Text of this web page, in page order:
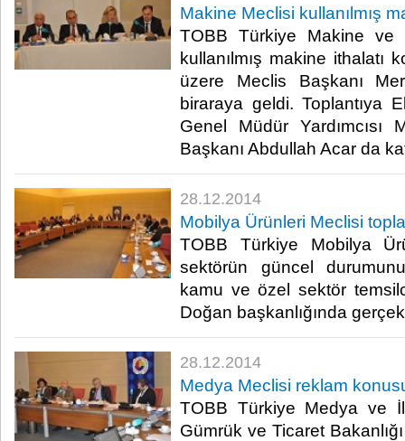
Makine Meclisi kullanılmış
TOBB Türkiye Makine ve
kullanılmış makine ithalatı
üzere Meclis Başkanı
biraraya geldi. Toplantıya
Genel Müdür Yardımcısı
Başkanı Abdullah Acar da
28.12.2014
Mobilya Ürünleri Meclisi
TOBB Türkiye Mobilya
sektörün güncel
kamu ve özel sektör
Doğan başkanlığında
28.12.2014
Medya Meclisi reklam
TOBB Türkiye Medya ve
Gümrük ve Ticaret